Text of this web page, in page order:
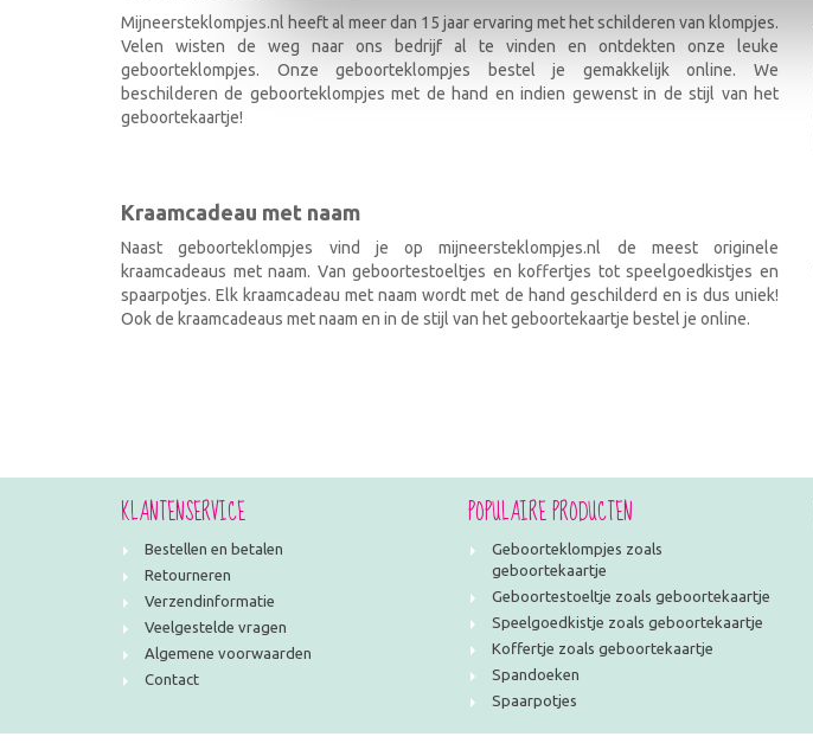
Mijneersteklompjes.nl heeft al meer dan 15 jaar ervaring met het schilderen van klompjes.
Velen wisten de weg naar ons bedrijf al te vinden en ontdekten onze leuke
geboorteklompjes. Onze geboorteklompjes bestel je gemakkelijk online. We
beschilderen de geboorteklompjes met de hand en indien gewenst in de stijl van het
geboortekaartje!
Kraamcadeau met naam
Naast geboorteklompjes vind je op mijneersteklompjes.nl de meest originele
kraamcadeaus met naam. Van geboortestoeltjes en koffertjes tot speelgoedkistjes en
spaarpotjes. Elk kraamcadeau met naam wordt met de hand geschilderd en is dus uniek!
Ook de kraamcadeaus met naam en in de stijl van het geboortekaartje bestel je online.
KLANTENSERVICE
Bestellen en betalen
Retourneren
Verzendinformatie
Veelgestelde vragen
Algemene voorwaarden
Contact
POPULAIRE PRODUCTEN
Geboorteklompjes zoals
geboortekaartje
Geboortestoeltje zoals geboortekaartje
Speelgoedkistje zoals geboortekaartje
Koffertje zoals geboortekaartje
Spandoeken
Spaarpotjes